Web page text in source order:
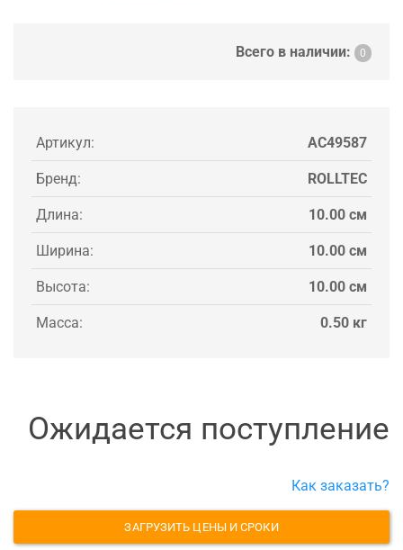
Всего в наличии: 0
Артикул: AC49587
Бренд: ROLLTEC
Длина: 10.00 см
Ширина: 10.00 см
Высота: 10.00 см
Масса: 0.50 кг
Ожидается поступление
Как заказать?
ЗАГРУЗИТЬ ЦЕНЫ И СРОКИ